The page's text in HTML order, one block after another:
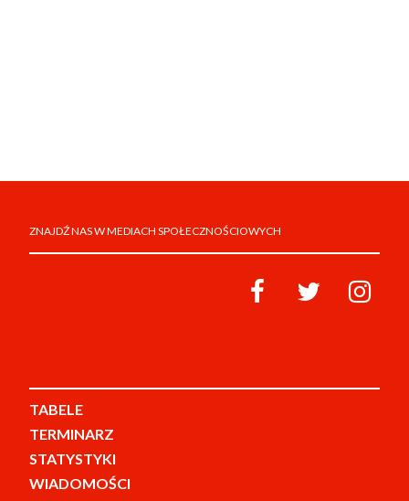
ZNAJDŹ NAS W MEDIACH SPOŁECZNOŚCIOWYCH
TABELE
TERMINARZ
STATYSTYKI
WIADOMOŚCI